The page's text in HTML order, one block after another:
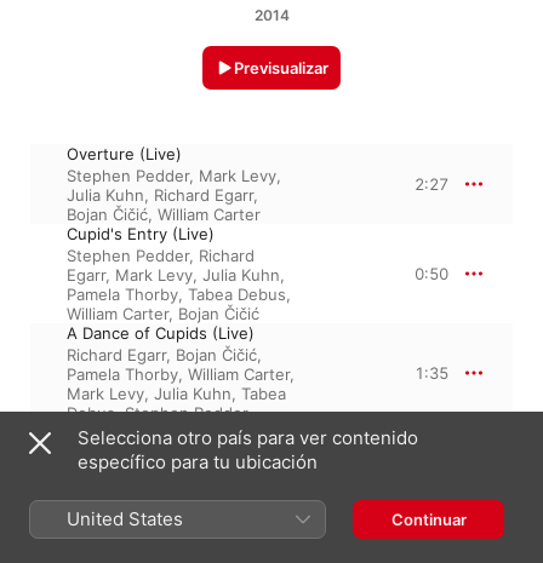
2014
Previsualizar
Overture (Live)
Stephen Pedder, Mark Levy,
Julia Kuhn, Richard Egarr,
Bojan Čičić, William Carter
2:27
Cupid's Entry (Live)
Stephen Pedder, Richard
Egarr, Mark Levy, Julia Kuhn,
Pamela Thorby, Tabea Debus,
William Carter, Bojan Čičić
0:50
A Dance of Cupids (Live)
Richard Egarr, Bojan Čičić,
Pamela Thorby, William Carter,
Mark Levy, Julia Kuhn, Tabea
Debus,Stephen Pedder
1:35
Act Tune (Live)
William Carter , Richard Egarr
Mark Levy,Tabea Debus,
Act Tune (Live)
Stephen Pedder,Mark Levy,
Selecciona otro país para ver contenido
específico para tu ubicación
United States Continuar